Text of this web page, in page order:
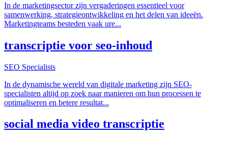
In de marketingsector zijn vergaderingen essentieel voor
samenwerking, strategieontwikkeling en het delen van ideeën.
Marketingteams besteden vaak ure...
transcriptie voor seo-inhoud
SEO Specialists
In de dynamische wereld van digitale marketing zijn SEO-
specialisten altijd op zoek naar manieren om hun processen te
optimaliseren en betere resultat...
social media video transcriptie